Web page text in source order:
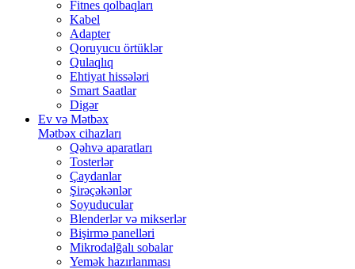
Fitnes qolbaqları
Kabel
Adapter
Qoruyucu örtüklər
Qulaqlıq
Ehtiyat hissələri
Smart Saatlar
Digər
Ev və Mətbəx
Mətbəx cihazları
Qəhvə aparatları
Tosterlər
Çaydanlar
Şirəçəkənlər
Soyuducular
Blenderlər və mikserlər
Bişirmə panelləri
Mikrodalğalı sobalar
Yemək hazırlanması